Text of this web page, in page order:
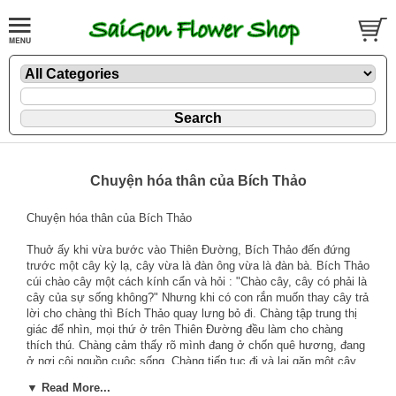
Chuyện hóa thân của Bích Thảo
Chuyện hóa thân của Bích Thảo
Thuở ấy khi vừa bước vào Thiên Đường, Bích Thảo đến đứng
trước một cây kỳ lạ, cây vừa là đàn ông vừa là đàn bà. Bích Thảo
cúi chào cây một cách kính cẩn và hỏi : "Chào cây, cây có phải là
cây của sự sống không?" Nhưng khi có con rắn muốn thay cây trả
lời cho chàng thì Bích Thảo quay lưng bỏ đi. Chàng tập trung thị
giác để nhìn, mọi thứ ở trên Thiên Đường đều làm cho chàng
thích thú. Chàng cảm thấy rõ mình đang ở chốn quê hương, đang
ở nơi cội nguồn cuộc sống. Chàng tiếp tục đi và lại gặp một cây
hỏi : "Này cây ơi, cây có phải là cây của sự sống không ?" Bên
▼ Read More...